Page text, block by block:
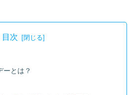
目次
ーとは？